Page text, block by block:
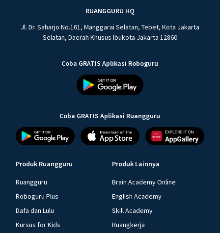
RUANGGURU HQ
Jl. Dr. Saharjo No.161, Manggarai Selatan, Tebet, Kota Jakarta
Selatan, Daerah Khusus Ibukota Jakarta 12860
Coba GRATIS Aplikasi Roboguru
Coba GRATIS Aplikasi Ruangguru
Produk Ruangguru
Ruangguru
Roboguru Plus
Dafa dan Lulu
Kursus for Kids
Produk Lainnya
Brain Academy Online
English Academy
Skill Academy
Ruangkerja